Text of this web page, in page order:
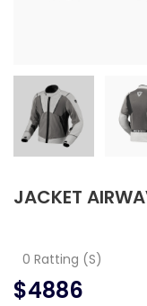
JACKET
0 Ratting (S)
$4886